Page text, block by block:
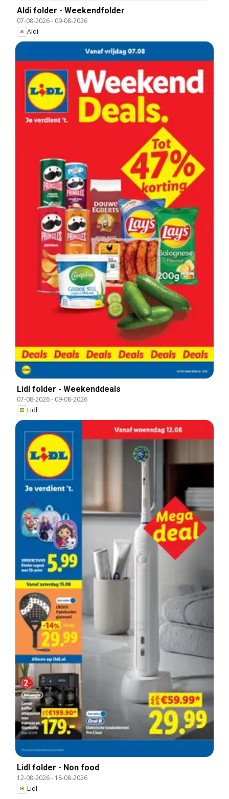
Aldi folder - Weekendfolder
07-08-2026- 09-08-2026
Aldi
Lidl folder - Weekenddeals
07-08-2026- 09-08-2026
Lidl
Lidl folder - Non food
12-08-2026- 18-08-2026
Lidl